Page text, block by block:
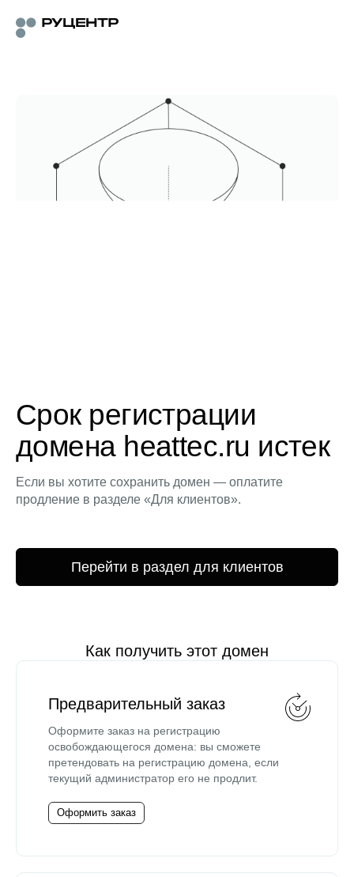
Срок регистрации
домена heattec.ru истек
Если вы хотите сохранить домен — оплатите
продление в разделе «Для клиентов».
Перейти в раздел для клиентов
Как получить этот домен
Предварительный заказ
Оформите заказ на регистрацию
освобождающегося домена: вы сможете
претендовать на регистрацию домена, если
текущий администратор его не продлит.
Оформить заказ